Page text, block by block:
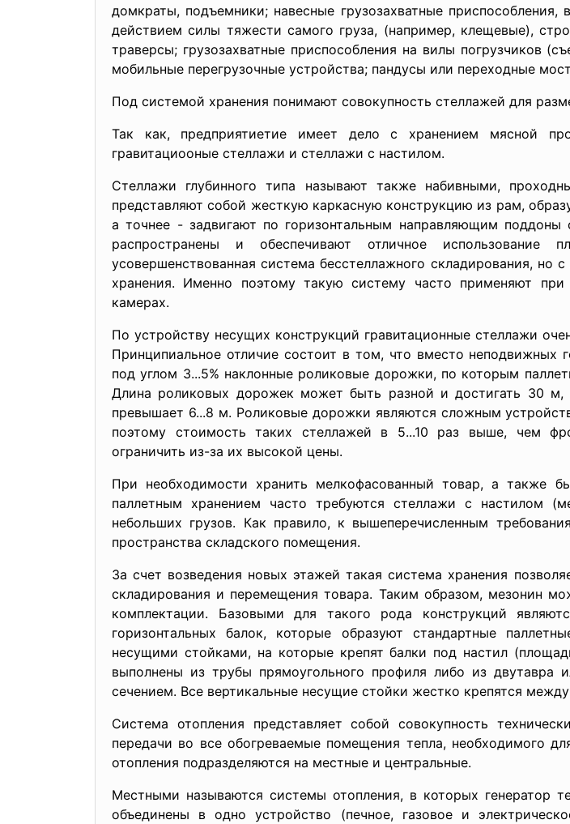
домкраты, подъемники; навесные грузозахватные
действием силы тяжести самого груза, (например, клещевые),
траверсы; грузозахватные приспособления на вилы погрузчиков
мобильные перегрузочные устройства; пандусы или переходные
Под системой хранения понимают совокупность стеллажей для
Так как, предприятиетие имеет дело с хранением мясной
гравитациооные стеллажи и стеллажи с настилом.
Стеллажи глубинного типа называют также набивными,
представляют собой жесткую каркасную конструкцию из рам,
а точнее - задвигают по горизонтальным направляющим
распространены и обеспечивают отличное
усовершенствованная система бесстеллажного складирования,
хранения. Именно поэтому такую систему часто применяют
камерах.
По устройству несущих конструкций гравитационные стеллажи
Принципиальное отличие состоит в том, что вместо неподвижных
под углом 3...5% наклонные роликовые дорожки, по которым
Длина роликовых дорожек может быть разной и достигать 30 м,
превышает 6...8 м. Роликовые дорожки являются сложным
поэтому стоимость таких стеллажей в 5...10 раз выше, чем
ограничить из-за их высокой цены.
При необходимости хранить мелкофасованный товар, а также
паллетным хранением часто требуются стеллажи с настилом
небольших грузов. Как правило, к вышеперечисленным
пространства складского помещения.
За счет возведения новых этажей такая система хранения
складирования и перемещения товара. Таким образом, мезонин
комплектации. Базовыми для такого рода конструкций
горизонтальных балок, которые образуют стандартные
несущими стойками, на которые крепят балки под настил
выполнены из трубы прямоугольного профиля либо из двутавра
сечением. Все вертикальные несущие стойки жестко крепятся
Система отопления представляет собой совокупность
передачи во все обогреваемые помещения тепла, необходимого
отопления подразделяются на местные и центральные.
Местными называются системы отопления, в которых генератор
объединены в одно устройство (печное, газовое и